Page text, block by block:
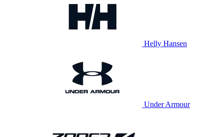
Helly Hansen
Under Armour